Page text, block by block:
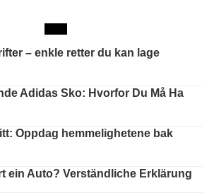
– enkle retter du kan lage
Adidas Sko: Hvorfor Du Må Ha
Oppdag hemmelighetene bak
ein Auto? Verständliche Erklärung